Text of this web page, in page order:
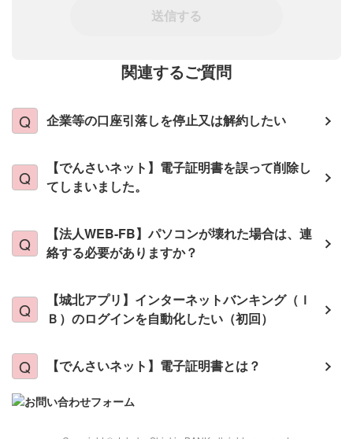
送信する
関連するご質問
企業等の口座引落しを停止又は解約したい
【でんさいネット】電子証明書を誤って削除し
てしまいました。
【法人WEB-FB】パソコンが壊れた場合は、連
絡する必要がありますか？
【城北アプリ】インターネットバンキング（Ｉ
Ｂ）のログインを自動化したい（初回）
【でんさいネット】電子証明書とは？